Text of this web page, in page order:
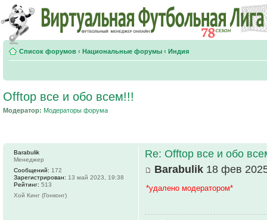
Список форумов ‹ Национальные форумы ‹ Индия
Offtop все и обо всем!!!
Модератор: Модераторы форума
Re: Offtop все и обо
Barabulik 18 фев
*удалено модератором*
Barabulik
Менеджер
Сообщений: 172
Зарегистрирован: 13 май 2023, 19:38
Рейтинг: 513
Хой Кинг (Гонконг)